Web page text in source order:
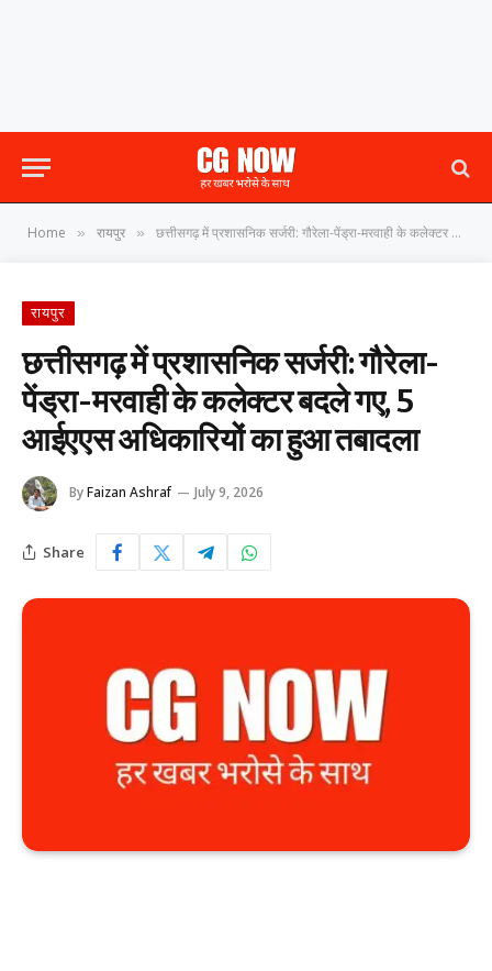
Home » रायपुर » छत्तीसगढ़ में प्रशासनिक सर्जरी: गौरेला-पेंड्रा-मरवाही के कलेक्टर बदले गए, 5 आईएएस अधिकारियों का हुआ तबादला
रायपुर
छत्तीसगढ़ में प्रशासनिक सर्जरी: गौरेला-
पेंड्रा-मरवाही के कलेक्टर बदले गए, 5
आईएएस अधिकारियों का हुआ तबादला
ByFaizan Ashraf July 9, 2026
Share